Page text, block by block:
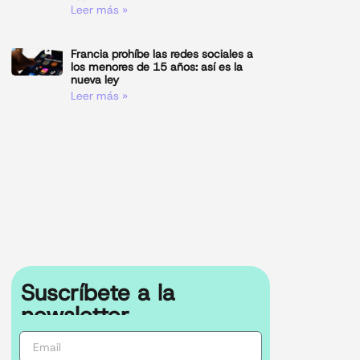
Leer más »
Francia prohíbe las redes sociales a
los menores de 15 años: así es la
nueva ley
Leer más »
Suscríbete a la
newsletter